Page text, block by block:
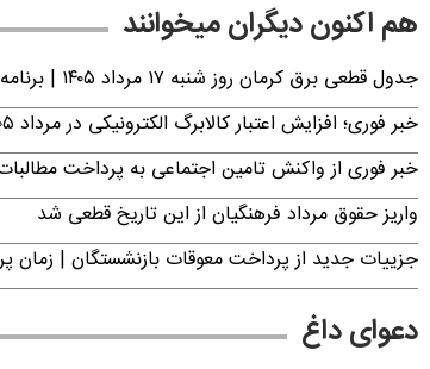
هم اکنون دیگران میخوانند
جدول قطعی برق کرمان روز شنبه ۱۷ مرداد ۱۴۰۵ | برنامه خاموشی برق کرمان اعلام شد
خبر فوری؛ افزایش اعتبار کالابرگ الکترونیکی در مرداد ۱۴۰۵ کلید خورد
خبر فوری از واکنش تامین اجتماعی به پرداخت مطالبات
واریز حقوق مرداد فرهنگیان از این تاریخ قطعی شد
جزییات جدید از پرداخت معوقات بازنشستگان |
دعوای داغ